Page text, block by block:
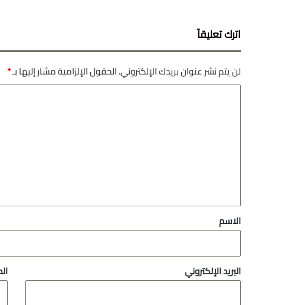
اترك تعليقاً
لن يتم نشر عنوان بريدك الإلكتروني.الحقول الإلزامية مشار إليها بـ*
*
الاسم
البريد الإلكتروني